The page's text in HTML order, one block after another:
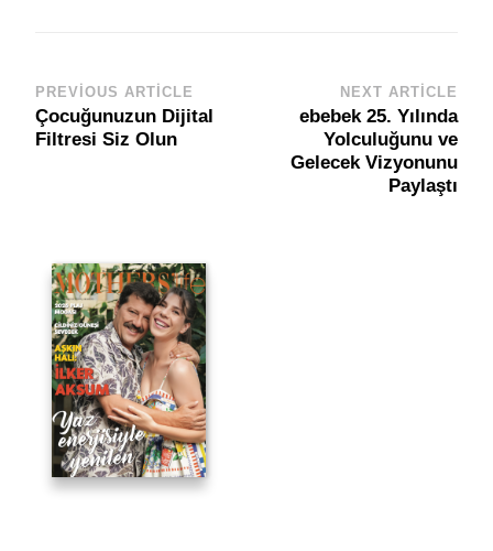
Post
Navigation
PREVIOUS ARTICLE
Çocuğunuzun Dijital
Filtresi Siz Olun
NEXT ARTICLE
ebebek 25. Yılında
Yolculuğunu ve
Gelecek Vizyonunu
Paylaştı